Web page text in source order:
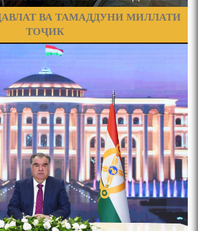
МИРЗО
Точикистон"
МИЛЛӢ ДАР АМИТ
СТАНОВЛЕНИЯ
РОМАНА В ТАДЖИКСКОЙ
ДЖ. ДЖ.
НАМУНАҲОИ ОСОРИ ШИФОҲИ
ШЕЪР АНЗУРАТИ МАЛИКЗОД.
ДАР ХУСУСИ ИШҚИ РӮДАКӢ
ВА ТАМАДДУНИ МИЛЛАТИ
ТОҶИК